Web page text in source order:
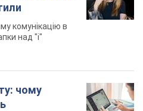
комунікацію в
над "і"
чому